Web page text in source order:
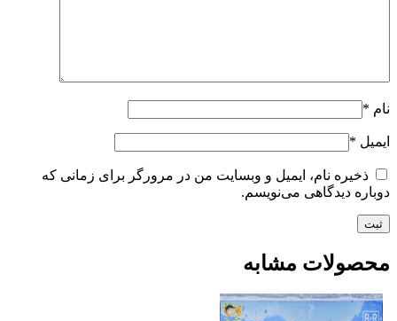
نام *
ایمیل *
ذخیره نام، ایمیل و وبسایت من در مرورگر برای زمانی که
دوباره دیدگاهی می‌نویسم.
محصولات مشابه